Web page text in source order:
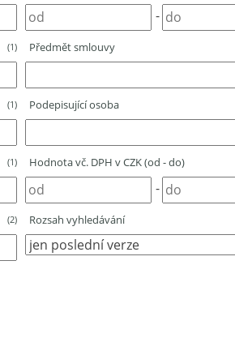
(1)
(1)
(1)
(2)
-
Předmět smlouvy
Podepisující osoba
Hodnota vč. DPH v CZK (od - do)
-
Rozsah vyhledávání